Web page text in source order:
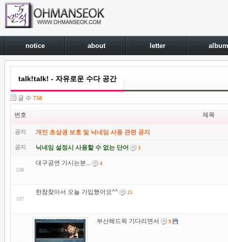
notice about letter album
talk!talk! - 자유로운 수다 공간
글 수 758
번호 제목
공지 개인 초상권 보호 및 닉네임 사용 관련 공지
공지 닉네임 설정시 사용할 수 없는 단어 3
538
대구공연 가시는분... 4
537
한참찾아서 오늘 가입했어요^^ 25
부산헤드윅 기다리면서 9